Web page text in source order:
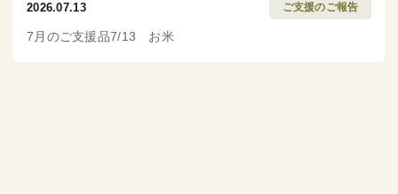
2026.07.13 ご支援のご報告
7月のご支援品7/13 お米